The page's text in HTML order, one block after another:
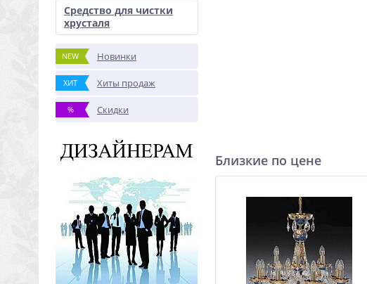
Средство для чистки
хрусталя
NEW Новинки
ХИТ Хиты продаж
% Скидки
Близкие по цене